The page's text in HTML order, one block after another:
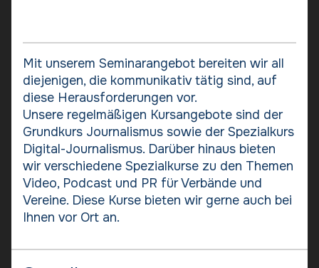
Mit unserem Seminarangebot bereiten wir all
diejenigen, die kommunikativ tätig sind, auf
diese Herausforderungen vor.
Unsere regelmäßigen Kursangebote sind der
Grundkurs Journalismus sowie der Spezialkurs
Digital-Journalismus. Darüber hinaus bieten
wir verschiedene Spezialkurse zu den Themen
Video, Podcast und PR für Verbände und
Vereine. Diese Kurse bieten wir gerne auch bei
Ihnen vor Ort an.